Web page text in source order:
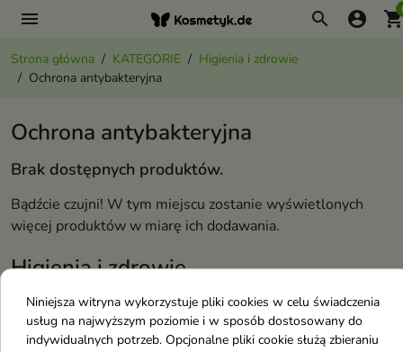
menu search account_circle
Strona główna KATEGORIE
Higienia i zdrowie
Ochrona antybakteryjna
Higienia i zdrowie
Artykuły higieniczne
Ochrona antybakteryjna
Ochrona antybakteryjna
Brak dostępnych produktów.
Bądźcie czujni! W tym miejscu zostanie wyświetlonych
więcej produktów w miarę ich dodawania.
Niniejsza witryna wykorzystuje pliki cookies w celu świadczenia
usług na najwyższym poziomie i w sposób dostosowany do
indywidualnych potrzeb. Opcjonalne pliki cookie służą zbieraniu